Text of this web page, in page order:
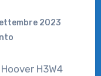
2023
H3W4